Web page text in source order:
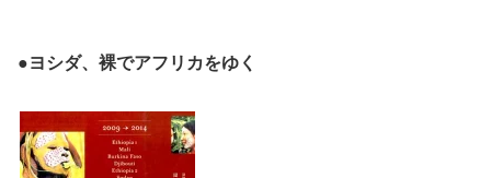
●ヨシダ、裸でアフリカをゆく